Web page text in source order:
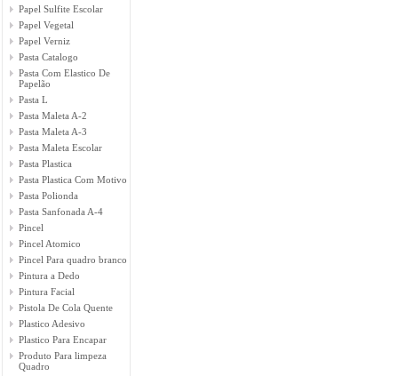
Papel Sulfite Escolar
Papel Vegetal
Papel Verniz
Pasta Catalogo
Pasta Com Elastico De
Papelão
Pasta L
Pasta Maleta A-2
Pasta Maleta A-3
Pasta Maleta Escolar
Pasta Plastica
Pasta Plastica Com Motivo
Pasta Polionda
Pasta Sanfonada A-4
Pincel
Pincel Atomico
Pincel Para quadro branco
Pintura a Dedo
Pintura Facial
Pistola De Cola Quente
Plastico Adesivo
Plastico Para Encapar
Produto Para limpeza
Quadro